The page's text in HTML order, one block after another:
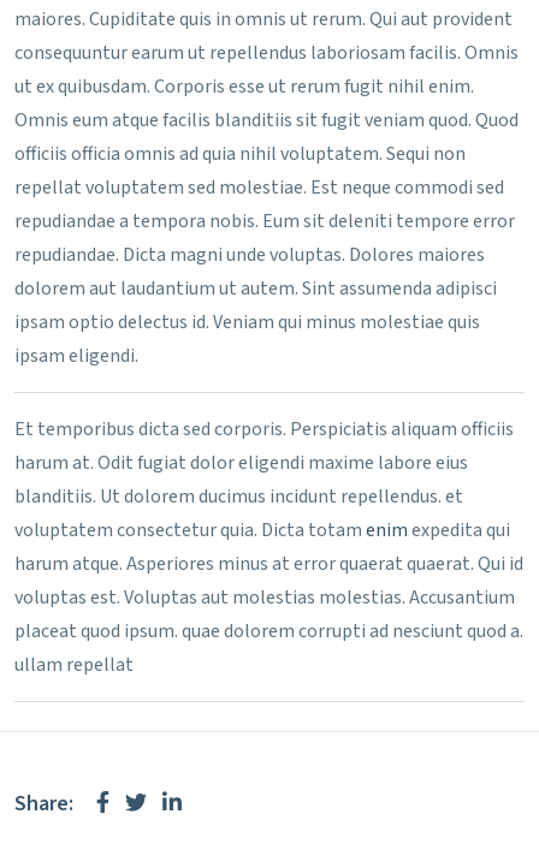
maiores. Cupiditate quis in omnis ut rerum. Qui aut provident
consequuntur earum ut repellendus laboriosam facilis. Omnis
ut ex quibusdam. Corporis esse ut rerum fugit nihil enim.
Omnis eum atque facilis blanditiis sit fugit veniam quod. Quod
officiis officia omnis ad quia nihil voluptatem. Sequi non
repellat voluptatem sed molestiae. Est neque commodi sed
repudiandae a tempora nobis. Eum sit deleniti tempore error
repudiandae. Dicta magni unde voluptas. Dolores maiores
dolorem aut laudantium ut autem. Sint assumenda adipisci
ipsam optio delectus id. Veniam qui minus molestiae quis
ipsam eligendi.
Et temporibus dicta sed corporis. Perspiciatis aliquam officiis
harum at. Odit fugiat dolor eligendi maxime labore eius
blanditiis. Ut dolorem ducimus incidunt repellendus. et
voluptatem consectetur quia. Dicta totamenimexpedita qui
harum atque. Asperiores minus at error quaerat quaerat. Qui id
voluptas est. Voluptas aut molestias molestias. Accusantium
placeat quod ipsum. quae dolorem corrupti ad nesciunt quod a.
ullam repellat
Share: